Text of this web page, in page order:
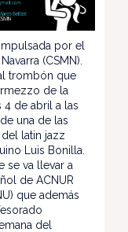
por el
(CSMN).
trombón que
de la
de abril a las
una de las
latin jazz
Luis Bonilla.
se va llevar a
de ACNUR
que además
del